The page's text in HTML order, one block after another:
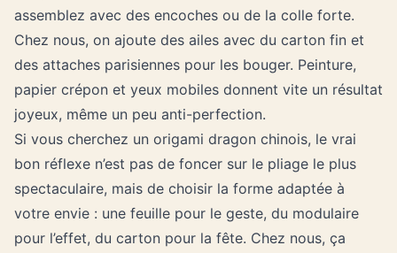
assemblez avec des encoches ou de la colle forte.
Chez nous, on ajoute des ailes avec du carton fin et
des attaches parisiennes pour les bouger. Peinture,
papier crépon et yeux mobiles donnent vite un résultat
joyeux, même un peu anti-perfection.
Si vous cherchez un origami dragon chinois, le vrai
bon réflexe n’est pas de foncer sur le pliage le plus
spectaculaire, mais de choisir la forme adaptée à
votre envie : une feuille pour le geste, du modulaire
pour l’effet, du carton pour la fête. Chez nous, ça